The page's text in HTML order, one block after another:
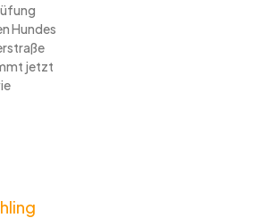
Hundes
jetzt